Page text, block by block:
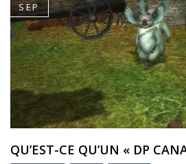
SEP
QU’EST-CE QU’UN « DP